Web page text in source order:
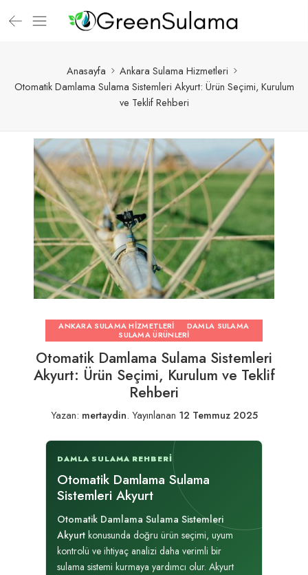
Anasayfa
Ankara Sulama Hizmetleri
Otomatik Damlama Sulama Sistemleri Akyurt: Ürün Seçimi, Kurulum
ve Teklif Rehberi
ANKARA SULAMA HIZMETLERI
DAMLA SULAMA
SULAMA ÜRÜNLERI
Otomatik Damlama Sulama Sistemleri
Akyurt: Ürün Seçimi, Kurulum ve Teklif
Rehberi
Yazan: mertaydin. Yayınlanan 12 Temmuz 2025
DAMLA SULAMA REHBERI
Otomatik Damlama Sulama
Sistemleri Akyurt
Otomatik Damlama Sulama Sistemleri
Akyurt konusunda doğru ürün seçimi, uyum
kontrolü ve ihtiyaç analizi daha verimli bir
sulama sistemi kurmaya yardımcı olur. Akyurt